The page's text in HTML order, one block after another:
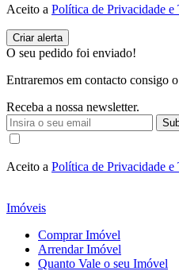
Aceito a Política de Privacidade e
O seu pedido foi enviado!
Entraremos em contacto consigo
Receba a nossa newsletter.
Aceito a Política de Privacidade e
Imóveis
Comprar Imóvel
Arrendar Imóvel
Quanto Vale o seu Imóvel